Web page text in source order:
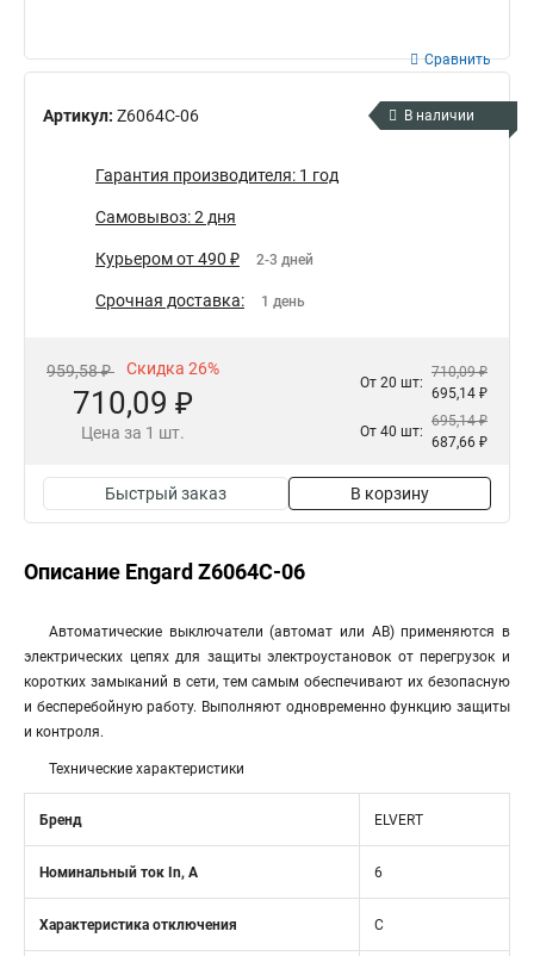
Артикул: Z6064C-06
Сравнить
В наличии
Гарантия производителя: 1 год
Самовывоз: 2 дня
Курьером от 490 ₽ 2-3 дней
Срочная доставка: 1 день
959,58 ₽ Скидка 26%
710,09 ₽
Цена за 1 шт.
От 20 шт:
710,09 ₽
695,14 ₽
От 40 шт:
695,14 ₽
687,66 ₽
Быстрый заказ В корзину
Описание Engard Z6064C-06
Автоматические выключатели (автомат или АВ) применяются в
электрических цепях для защиты электроустановок от перегрузок и
коротких замыканий в сети, тем самым обеспечивают их безопасную
и бесперебойную работу. Выполняют одновременно функцию защиты
и контроля.
Технические характеристики
Бренд ELVERT
Номинальный ток In, А 6
Характеристика отключения C